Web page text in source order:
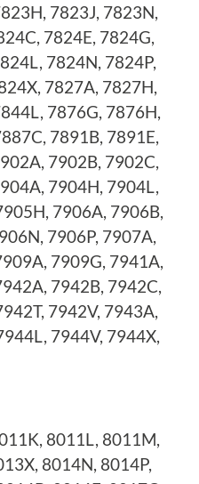
7823J, 7823N,
7824E, 7824G,
7824N, 7824P,
7827A, 7827H,
7876G, 7876H,
7891B, 7891E,
7902B, 7902C,
7904H, 7904L,
7906A, 7906B,
7906P, 7907A,
7909G, 7941A,
7942B, 7942C,
7942V, 7943A,
7944V, 7944X,
8011L, 8011M,
8014N, 8014P,